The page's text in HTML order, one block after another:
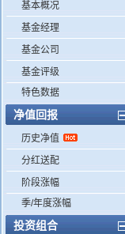
基本概况
基金经理
基金公司
基金评级
特色数据
净值回报
历史净值
分红送配
阶段涨幅
季/年度涨幅
投资组合